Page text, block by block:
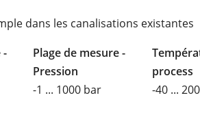
dans les canalisations existantes
-
Plage de mesure -
Pression
-1 ... 1000 bar
process
-40 ...